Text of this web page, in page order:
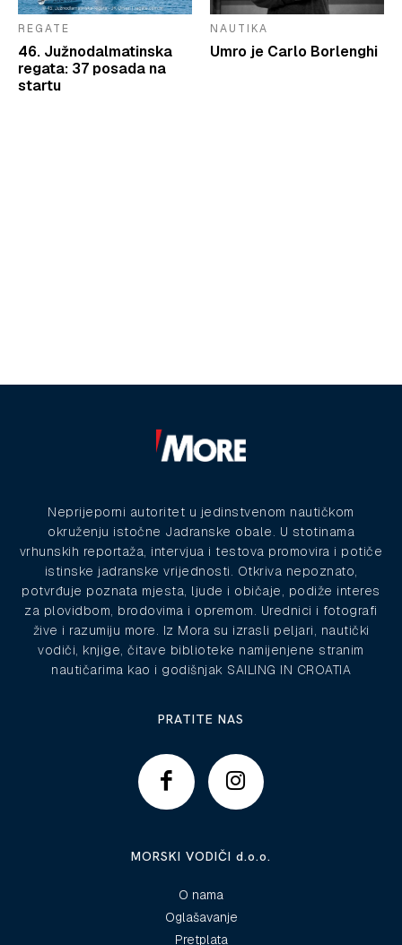
REGATE
46. Južnodalmatinska
regata: 37 posada na
startu
NAUTIKA
Umro je Carlo Borlenghi
Neprijeporni autoritet u jedinstvenom nautičkom
okruženju istočne Jadranske obale. U stotinama
vrhunskih reportaža, intervjua i testova promovira i potiče
istinske jadranske vrijednosti. Otkriva nepoznato,
potvrđuje poznata mjesta, ljude i običaje, podiže interes
za plovidbom, brodovima i opremom. Urednici i fotografi
žive i razumiju more. Iz Mora su izrasli peljari, nautički
vodiči, knjige, čitave biblioteke namijenjene stranim
nautičarima kao i godišnjak SAILING IN CROATIA
PRATITE NAS
MORSKI VODIČI d.o.o.
O nama
Oglašavanje
Pretplata